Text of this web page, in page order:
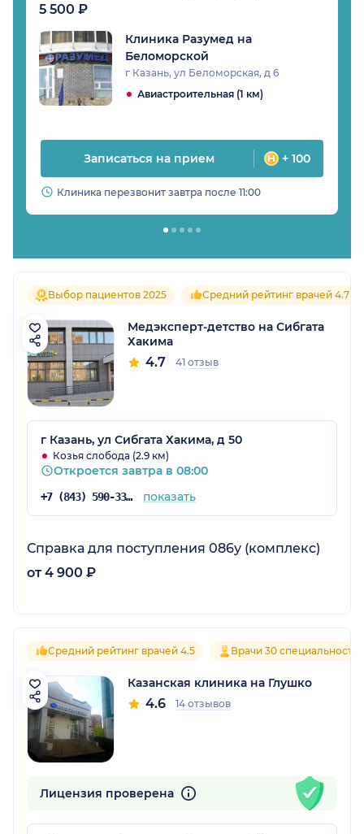
5 500 ₽
Клиника Разумед на
Беломорской
г Казань, ул Беломорская, д 6
Авиастроительная (1 км)
Записаться на прием + 100
Клиника перезвонит завтра после 11:00
Выбор пациентов 2025 Средний рейтинг врачей 4.7
Медэксперт-детство на Сибгата
Хакима
4.7 41 отзыв
г Казань, ул Сибгата Хакима, д 50
Козья слобода (2.9 км)
Откроется завтра в 08:00
+7 (843) 590-33-33 показать
Справка для поступления 086у (комплекс)
от 4 900 ₽
Средний рейтинг врачей 4.5 Врачи 30
Казанская клиника на Глушко
4.6 14 отзывов
Лицензия проверена